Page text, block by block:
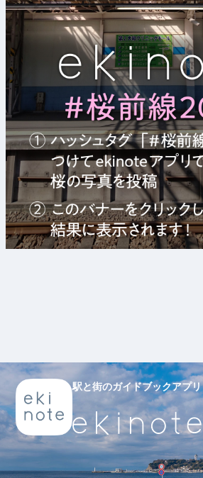
駅と街のガイドブックアプリ